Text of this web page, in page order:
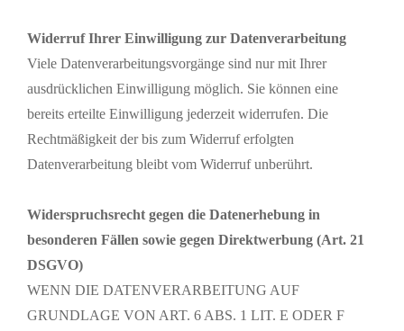
Widerruf Ihrer Einwilligung zur Datenverarbeitung
Viele Datenverarbeitungsvorgänge sind nur mit Ihrer
ausdrücklichen Einwilligung möglich. Sie können eine
bereits erteilte Einwilligung jederzeit widerrufen. Die
Rechtmäßigkeit der bis zum Widerruf erfolgten
Datenverarbeitung bleibt vom Widerruf unberührt.
Widerspruchsrecht gegen die Datenerhebung in
besonderen Fällen sowie gegen Direktwerbung (Art. 21
DSGVO)
WENN DIE DATENVERARBEITUNG AUF
GRUNDLAGE VON ART. 6 ABS. 1 LIT. E ODER F